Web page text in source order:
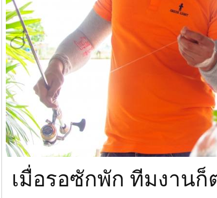
เมื่อรอซักพัก ทีมงาน